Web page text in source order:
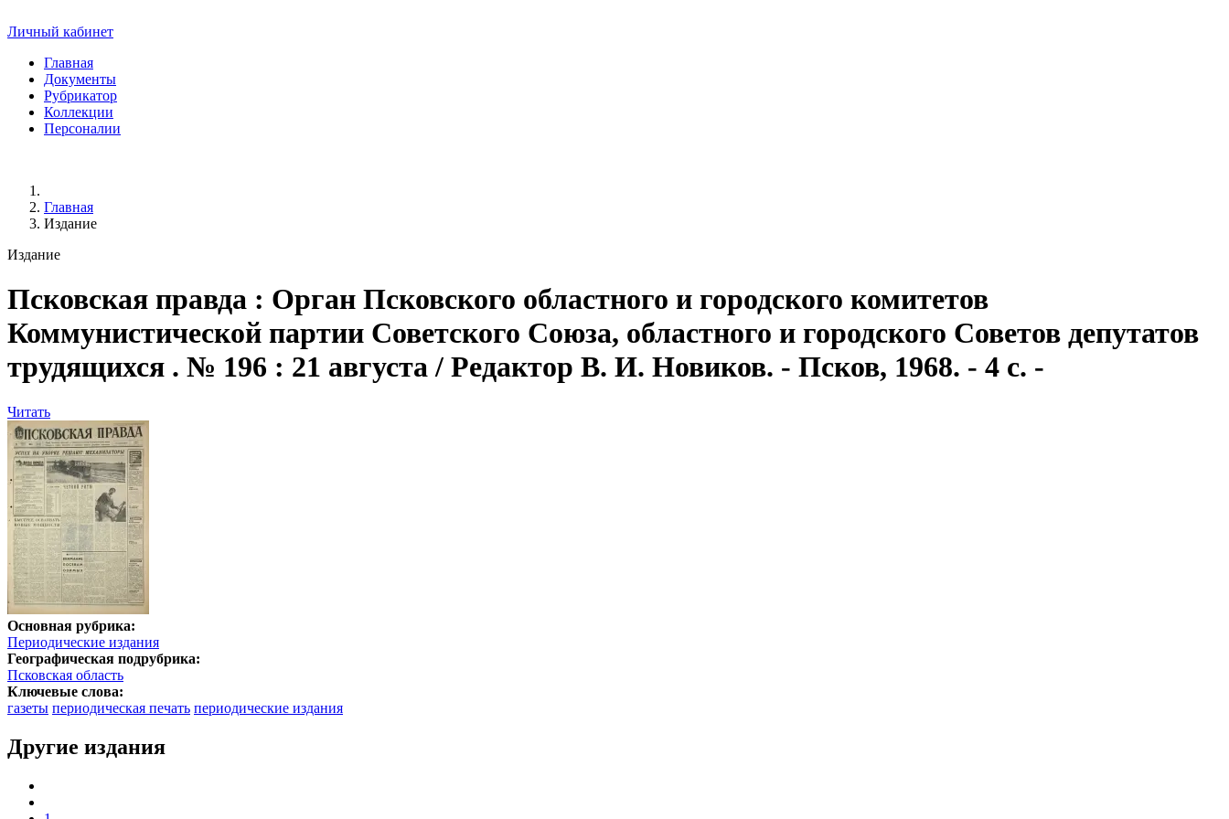
Личный кабинет
Главная
Документы
Рубрикатор
Коллекции
Персоналии
Главная
Издание
Издание
Псковская правда : Орган Псковского областного и городского комитетов
Коммунистической партии Советского Союза, областного и городского Советов депутатов
трудящихся . № 196 : 21 августа / Редактор В. И. Новиков. - Псков, 1968. - 4 с. -
Читать
Основная рубрика:
Периодические издания
Географическая подрубрика:
Псковская область
Ключевые слова:
газеты периодическая печать периодические издания
Другие издания